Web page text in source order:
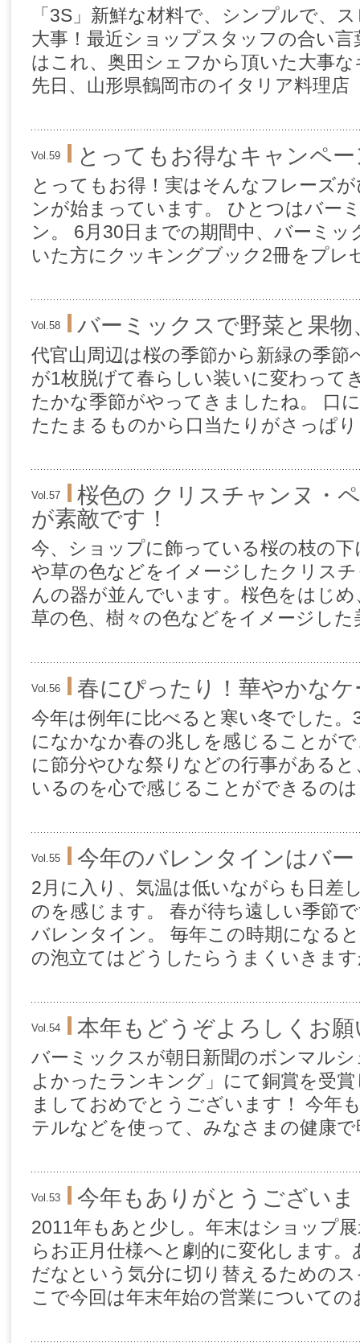
「3S」新鮮な材料で、シンプルで、
大事！最近ショップスタッフの合い
はこれ、奥田シェフから頂いた大事
先日、山形県鶴岡市のイタリア料理
Vol.59 とってもお得なキャンペ
とってもお得！実はそんなフレーズ
ンが始まっています。 ひとつはバー
ン。 6月30日までの期間中、バーミ
いた方にクッキングブック2冊をプ
Vol.58 バーミックスで野菜と果
代官山周辺は桜の季節から新緑の季節
が1枚脱げて春らしい装いに変わって
たかな季節がやってきましたね。 口
たたまるものから口当たりがさっぱ
Vol.57
桜色の クリスチャンヌ・
が素敵です！
今、ショップに飾っている桜の枝の
や草の色などをイメージしたクリス
んの器が並んでいます。桜色をはじ
草の色、樹々の色などをイメージし
Vol.56 春にぴったり！華やかな
今年は例年に比べると寒い冬でした
になかなか春の兆しを感じることが
に節分やひな祭りなどの行事がある
いるのを心で感じることができるの
Vol.55 今年のバレンタインはバ
2月に入り、気温は低いながらも日差
のを感じます。 春が待ち遠しい季節
バレンタイン。 毎年この時期になる
の泡立てはどうしたらうまくいきま
Vol.54 本年もどうぞよろしくお
バーミックスが朝日新聞のボンマル
よかったランキング」にて銅賞を受
ましておめでとうございます！ 今年
テルなどを使って、みなさまの健康
Vol.53 今年もありがとうござい
2011年もあと少し。年末はショップ
らお正月仕様へと劇的に変化します
だなという気分に切り替えるための
こで今回は年末年始の営業について